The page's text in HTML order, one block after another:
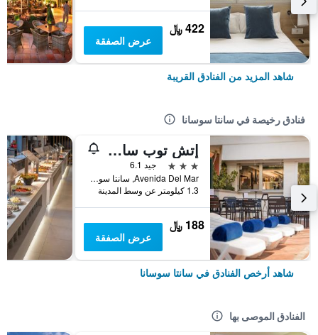
422 ﷼
عرض الصفقة
شاهد المزيد من الفنادق القريبة
فنادق رخيصة في سانتا سوسانا
إتش توب سامر صن
3 نجوم
جيد 6.1
Avenida Del Mar, سانتا سوسانا, كاتالونيا, أسبانيا
1.3 كيلومتر عن وسط المدينة
188 ﷼
عرض الصفقة
شاهد أرخص الفنادق في سانتا سوسانا
الفنادق الموصى بها